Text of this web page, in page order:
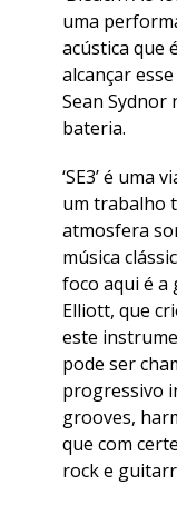
uma
acústica que
alcançar
Sean Sydnor
bateria.
‘SE3’ é uma
um trabalho
atmosfera
música
foco aqui é a
Elliott, que
este
pode ser
progressivo
grooves,
que com
rock e